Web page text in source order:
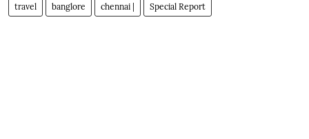
travel banglore chennai | Special Report